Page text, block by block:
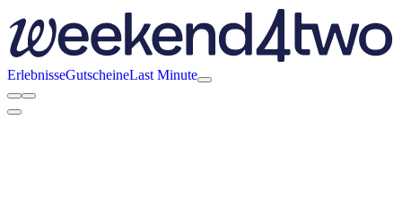
ErlebnisseGutscheineLast Minute